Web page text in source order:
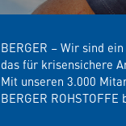
BERGER – Wir sind
das für krisensichere
Mit unseren 3.000
BERGER